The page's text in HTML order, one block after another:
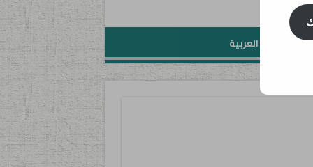
تعليم اللغة العربية